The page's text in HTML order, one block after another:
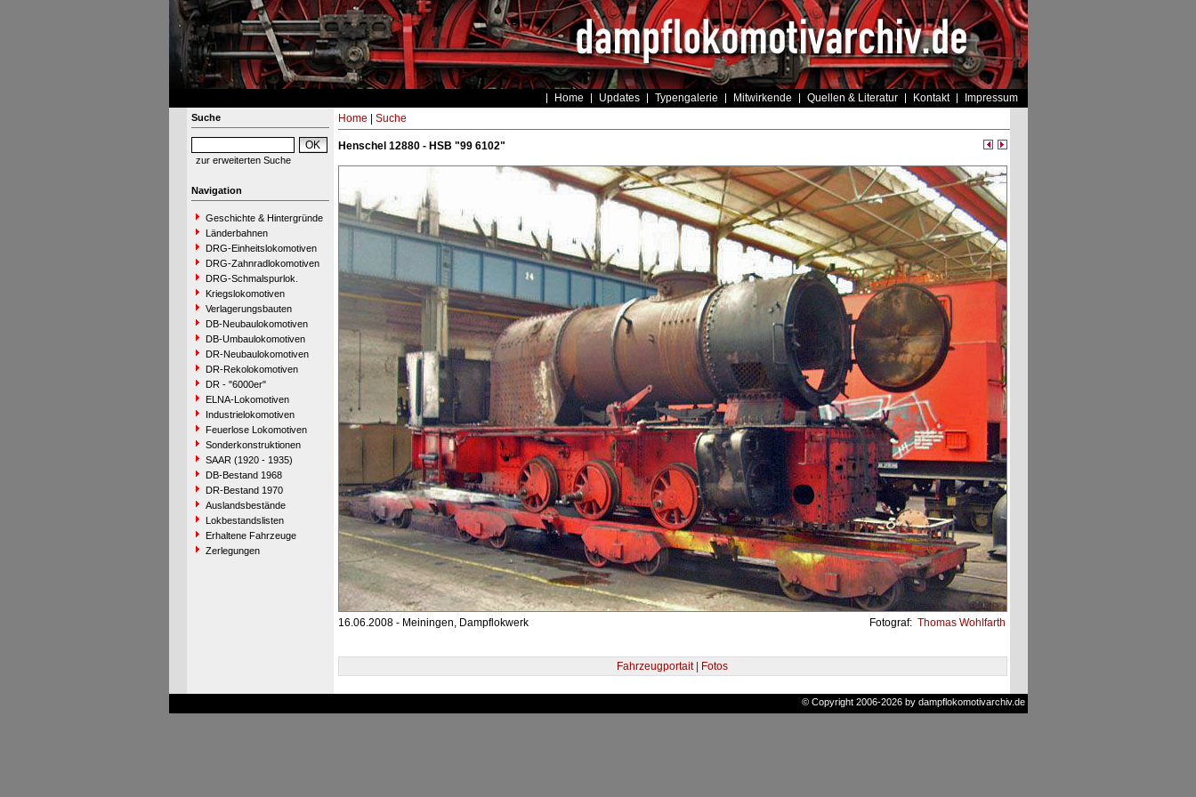
Home Updates Typengalerie Mitwirkende Quellen & Literatur Kontakt Impressum
Suche
zur erweiterten Suche
Navigation
Geschichte & Hintergründe
Länderbahnen
DRG-Einheitslokomotiven
DRG-Zahnradlokomotiven
DRG-Schmalspurlok.
Kriegslokomotiven
Verlagerungsbauten
DB-Neubaulokomotiven
DB-Umbaulokomotiven
DR-Neubaulokomotiven
DR-Rekolokomotiven
DR - "6000er"
ELNA-Lokomotiven
Industrielokomotiven
Feuerlose Lokomotiven
Sonderkonstruktionen
SAAR (1920 - 1935)
DB-Bestand 1968
DR-Bestand 1970
Auslandsbestände
Lokbestandslisten
Erhaltene Fahrzeuge
Zerlegungen
Home Suche
Henschel 12880 - HSB "99 6102"
16.06.2008 - Meiningen, Dampflokwerk Fotograf: Thomas Wohlfarth
Fahrzeugportait | Fotos
© Copyright 2006-2026 by dampflokomotivarchiv.de